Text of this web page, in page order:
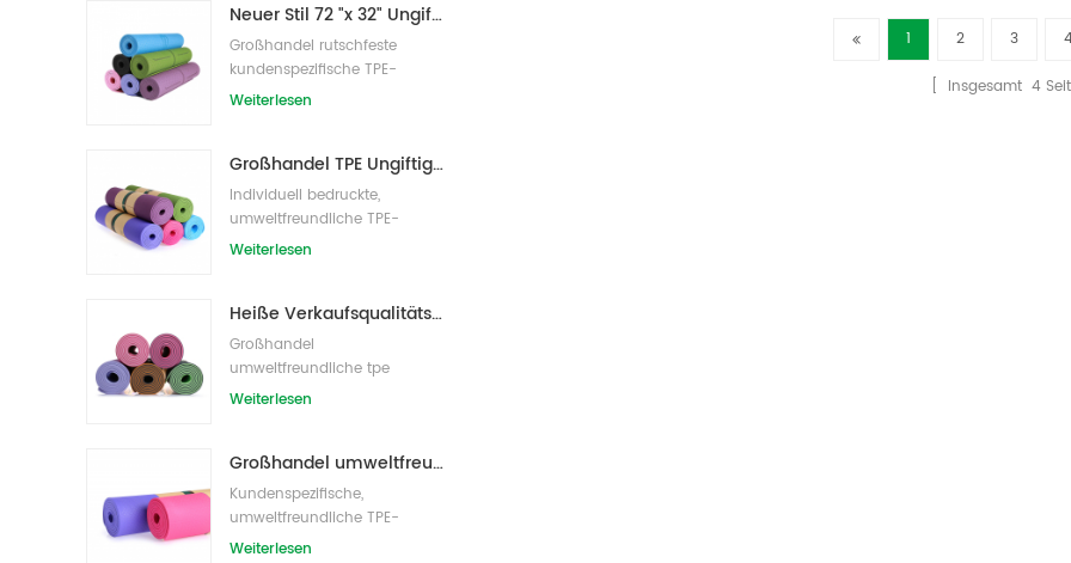
Neuer Stil 72 "x 32" Ungiftig, kein Latex, kein PVC - 100% TPE Yogamatte
Großhandel rutschfeste
kundenspezifische TPE-
Yogamatte mit hoher Dichte
Weiterlesen
Großhandel TPE Ungiftige patentierte umweltfreundliche Yogamatte aus China
Individuell bedruckte,
umweltfreundliche TPE-
Yogamatte
Weiterlesen
Heiße Verkaufsqualitäts-kundenspezifische TPE-Yogamatte vom Porzellan
Großhandel
umweltfreundliche tpe
rutschfeste wasserdichte
Weiterlesen
Großhandel umweltfreundliche Yogamatte aus rutschfestem, wasserdichtem TPE-Material
Kundenspezifische,
umweltfreundliche TPE-
Yogamatte mit Eigenmarke
Weiterlesen
1 2 3
[ Insgesamt 4